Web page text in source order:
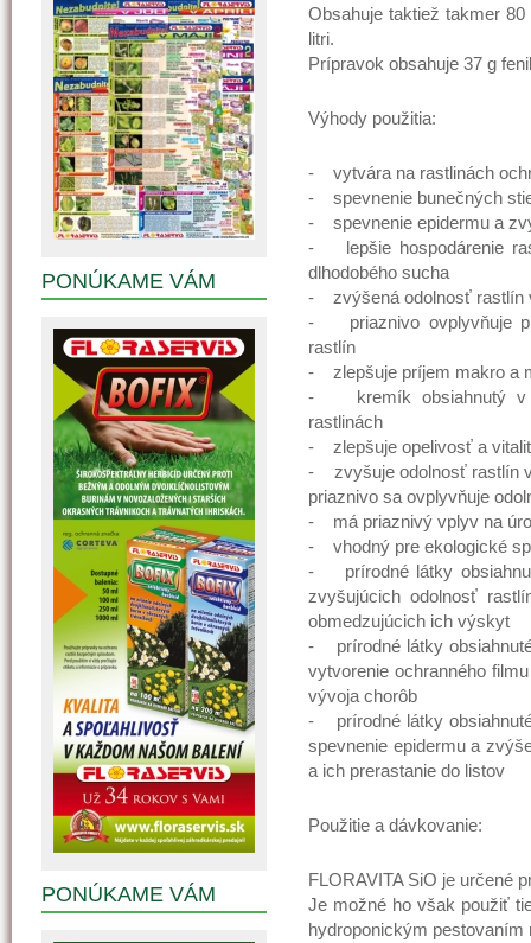
Obsahuje taktiež takmer
litri.
Prípravok obsahuje 37 g
Výhody použitia:
- vytvára na rastlinách
- spevnenie bunečných
- spevnenie epidermu a
- lepšie hospodárenie
dlhodobého sucha
- zvýšená odolnosť rastlín
- priaznivo ovplyvňuje
rastlín
- zlepšuje príjem makro a
- kremík obsiahnutý v
rastlinách
- zlepšuje opelivosť a
- zvyšuje odolnosť rastlín
priaznivo sa ovplyvňuje
- má priaznivý vplyv na
- vhodný pre ekologické
- prírodné látky
zvyšujúcich odolnosť
obmedzujúcich ich výskyt
- prírodné látky
vytvorenie ochranného
vývoja chorôb
- prírodné látky
spevnenie epidermu a
a ich prerastanie do listov
Použitie a dávkovanie:
FLORAVITA SiO je určené
Je možné ho však použiť
hydroponickým pestovaním
PONÚKAME VÁM
PONÚKAME VÁM